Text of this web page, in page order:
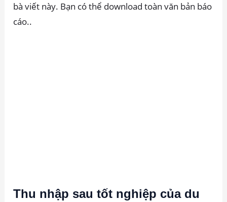
bà viết này. Bạn có thể download toàn văn bản báo
cáo..
Thu nhập sau tốt nghiệp của du